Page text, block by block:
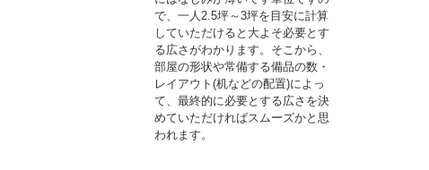
で、一人2.5坪～3坪を目安に計算
していただけると大よそ必要とす
る広さがわかります。そこから、
部屋の形状や常備する備品の数・
レイアウト(机などの配置)によっ
て、最終的に必要とする広さを決
めていただければスムーズかと思
われます。